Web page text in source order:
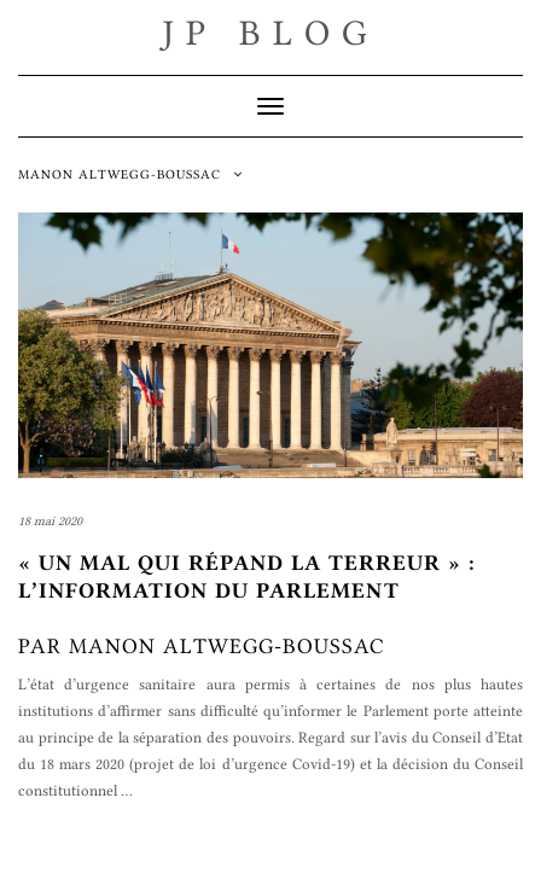
JP BLOG
Toggle Navigation
MANON ALTWEGG-BOUSSAC
18 mai 2020
« UN MAL QUI RÉPAND LA TERREUR » :
L’INFORMATION DU PARLEMENT
PAR MANON ALTWEGG-BOUSSAC
L’état d’urgence sanitaire aura permis à certaines de nos plus hautes
institutions d’affirmer sans difficulté qu’informer le Parlement porte atteinte
au principe de la séparation des pouvoirs. Regard sur l’avis du Conseil d’Etat
du 18 mars 2020 (projet de loi d’urgence Covid-19) et la décision du Conseil
constitutionnel …